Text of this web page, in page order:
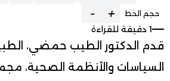
حجم الخط +
-
1 دقيقة للقراءة
قدم الدكتور الطيب حمضي،
السياسات والأنظمة الصحية،